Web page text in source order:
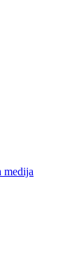
medija